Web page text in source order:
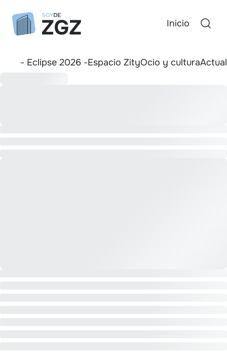
Inicio
- Eclipse 2026 -Espacio ZityOcio y cultura